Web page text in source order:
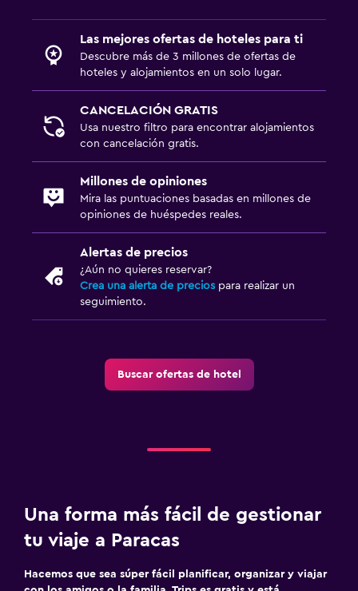
Las mejores ofertas de hoteles para ti
Descubre más de 3 millones de ofertas de
hoteles y alojamientos en un solo lugar.
CANCELACIÓN GRATIS
Usa nuestro filtro para encontrar alojamientos
con cancelación gratis.
Millones de opiniones
Mira las puntuaciones basadas en millones de
opiniones de huéspedes reales.
Alertas de precios
¿Aún no quieres reservar?
Crea una alerta de precios para realizar un
seguimiento.
Buscar ofertas de hotel
Una forma más fácil de gestionar
tu viaje a Paracas
Hacemos que sea súper fácil planificar, organizar y viajar